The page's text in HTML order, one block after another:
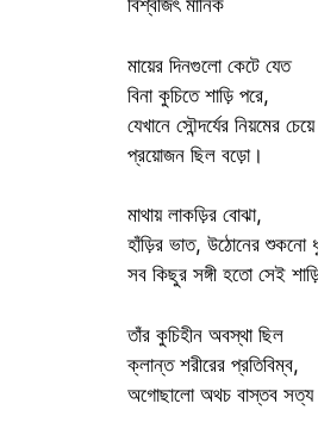
বিশ্বজিৎ মানিক
মায়ের দিনগুলো কেটে যেত
বিনা কুচিতে শাড়ি পরে,
যেখানে সৌন্দর্যের নিয়মের চেয়ে
প্রয়োজন ছিল বড়ো।
মাথায় লাকড়ির বোঝা,
হাঁড়ির ভাত, উঠোনের শুকনো
সব কিছুর সঙ্গী হতো সেই
তাঁর কুচিহীন অবস্থা ছিল
ক্লান্ত শরীরের প্রতিবিম্ব,
অগোছালো অথচ বাস্তব